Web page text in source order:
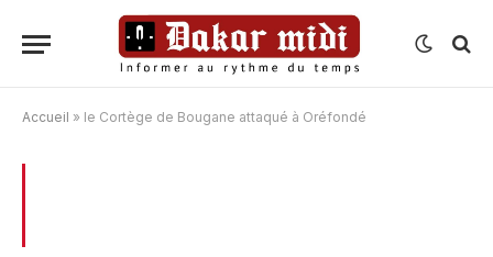
Accueil » le Cortège de Bougane attaqué à Oréfondé